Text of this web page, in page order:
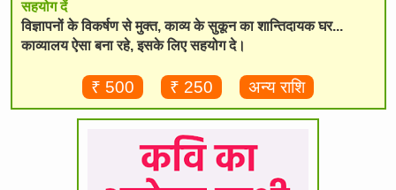
सहयोग दें
विज्ञापनों के विकर्षण से मुक्त, काव्य के सुकून का शान्तिदायक घर...
काव्यालय ऐसा बना रहे, इसके लिए सहयोग दे।
₹ 500 ₹ 250 अन्य राशि